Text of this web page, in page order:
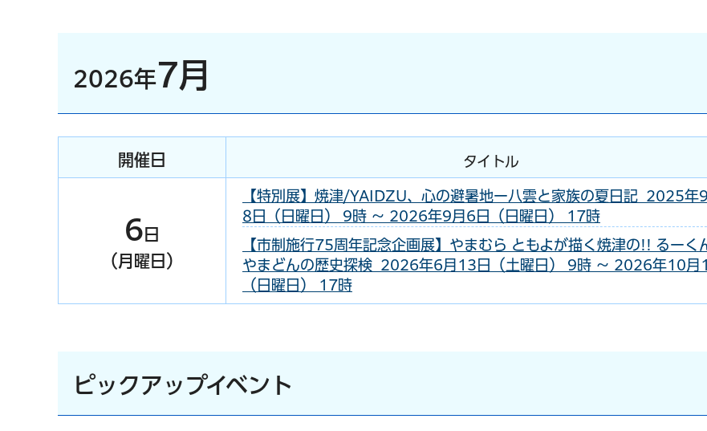
2026年7月
開催日 タイトル
6 日
（月曜日）
【特別展】焼津/YAIDZU、心の避暑地ー八雲と家族の夏日記 2025年
8日（日曜日） 9時 ～ 2026年9月6日（日曜日） 17時
【市制施行75周年記念企画展】やまむら ともよが描く焼津の!! るーく
やまどんの歴史探検 2026年6月13日（土曜日） 9時 ～ 2026年10月
（日曜日） 17時
ピックアップイベント